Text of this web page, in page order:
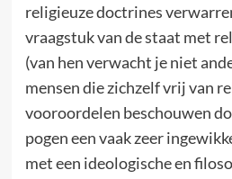
religieuze doctrines
vraagstuk van de staat met
(van hen verwacht je niet
mensen die zichzelf vrij van
vooroordelen beschouwen
pogen een vaak zeer
met een ideologische en